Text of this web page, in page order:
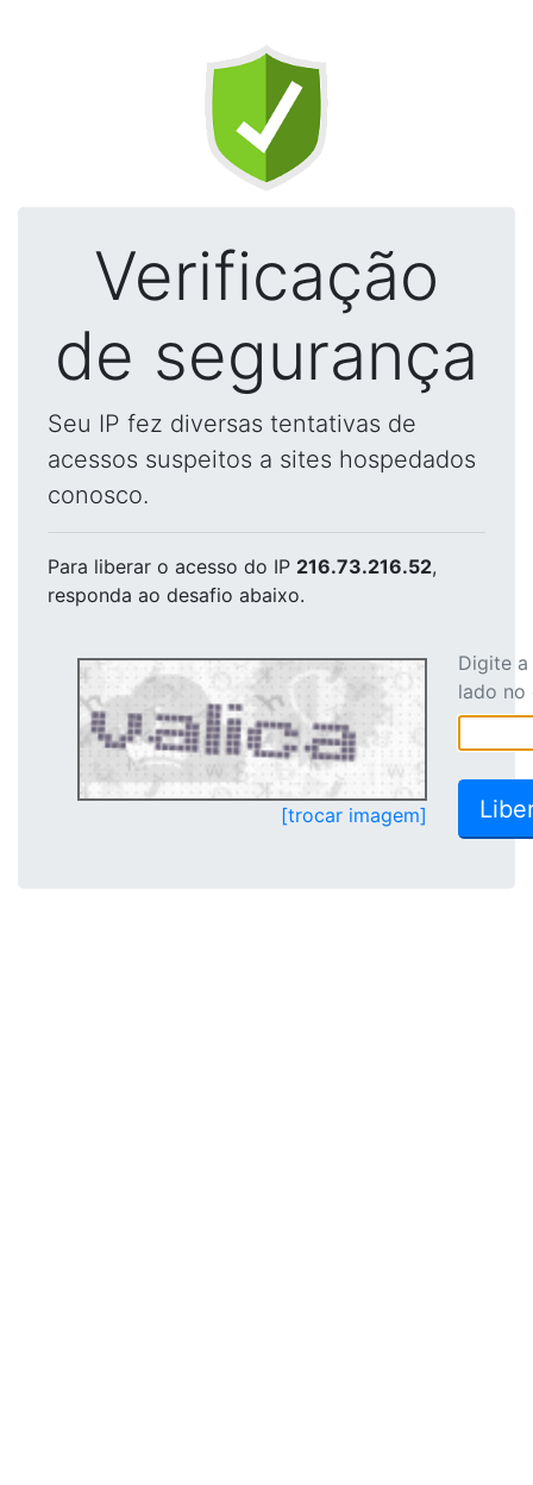
Verificação
de segurança
Seu IP fez diversas tentativas de
acessos suspeitos a sites hospedados
conosco.
Para liberar o acesso do IP 216.73.216.52,
responda ao desafio abaixo.
[trocar imagem]
Digite
lado no